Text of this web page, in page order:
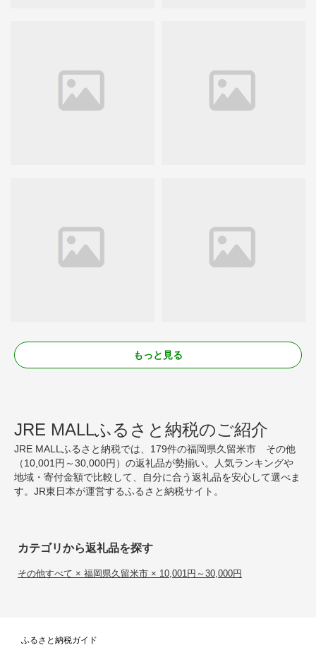
もっと見る
JRE MALLふるさと納税のご紹介
JRE MALLふるさと納税では、179件の福岡県久留米市 その他
（10,001円～30,000円）の返礼品が勢揃い。人気ランキングや
地域・寄付金額で比較して、自分に合う返礼品を安心して選べま
す。JR東日本が運営するふるさと納税サイト。
カテゴリから返礼品を探す
その他すべて × 福岡県久留米市 × 10,001円～30,000円
ふるさと納税ガイド